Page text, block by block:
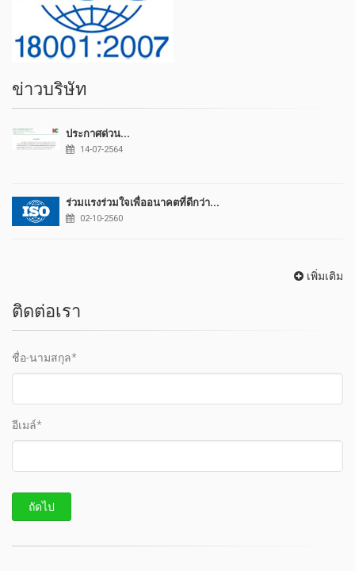
ข่าวบริษัท
ประกาศด่วน...
14-07-2564
ร่วมแรงร่วมใจเพื่ออนาคตที่ดีกว่า...
02-10-2560
เพิ่มเติม
ติดต่อเรา
ชื่อ-นามสกุล*
อีเมล์*